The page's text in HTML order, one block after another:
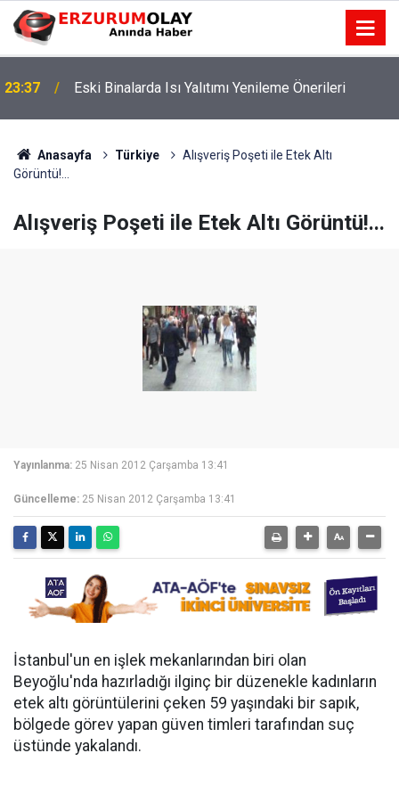
23:37 Eski Binalarda Isı Yalıtımı Yenileme Önerileri
Anasayfa Türkiye
Alışveriş Poşeti ile Etek Altı
Görüntü!...
Alışveriş Poşeti ile Etek Altı Görüntü!...
Yayınlanma: 25 Nisan 2012 Çarşamba 13:41
Güncelleme: 25 Nisan 2012 Çarşamba 13:41
İstanbul'un en işlek mekanlarından biri olan
Beyoğlu'nda hazırladığı ilginç bir düzenekle kadınların
etek altı görüntülerini çeken 59 yaşındaki bir sapık,
bölgede görev yapan güven timleri tarafından suç
üstünde yakalandı.